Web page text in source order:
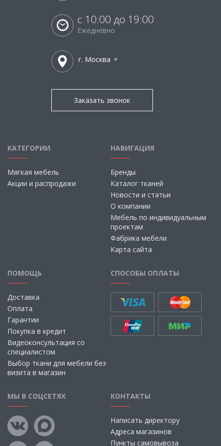
с 10:00 до 19:00
Ежедневно
г. Москва
Заказать звонок
КАТЕГОРИИ
Мягкая мебель
Акции и распродажи
НАВИГАЦИЯ
Бренды
Каталог тканей
Новости и статьи
О компании
Мебель по индивидуальным
проектам
Фабрика мебели
Карта сайта
ПОМОЩЬ
Доставка
Оплата
Гарантии
Покупка в кредит
Видеоконсультация со
специалистом
Выбор ткани для мебели без
визита в магазин
СПОСОБЫ ОПЛАТЫ
МЫ В СОЦСЕТЯХ КОНТАКТЫ
Написать директору
Адреса магазинов
Пункты самовывоза